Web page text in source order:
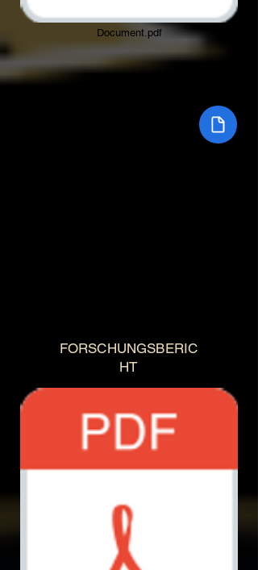
Document.pdf
FORSCHUNGSBERIC
HT